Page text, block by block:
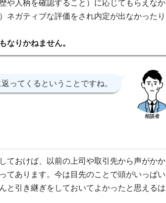
や人柄を確認すること）に応じてもらえなか
ネガティブな評価をされ内定が出なかったり
なりかねません。
ってくるということですね。
相談者
ておけば、以前の上司や取引先から声がかか
てあります。今は目先のことで頭がいっぱい
と引き継ぎをしておいてよかったと思えるは